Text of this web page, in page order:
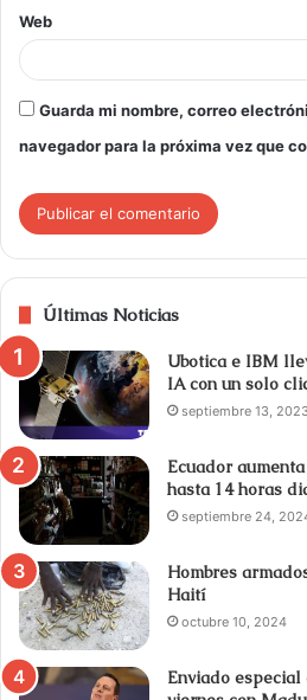
Web
Guarda mi nombre, correo
navegador para la próxima vez que
Últimas Noticias
Ubotica e IBM
IA con un solo
septiembre 13, 2023
Ecuador
hasta 14 horas
septiembre 24,
Hombres
Haití
octubre 10, 2024
Enviado